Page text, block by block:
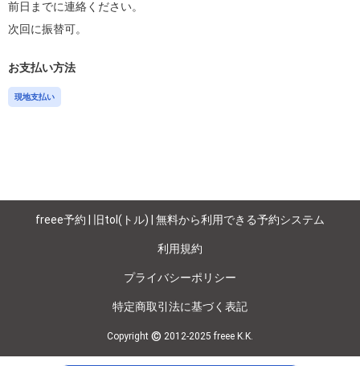
前日までに連絡ください。
次回に振替可。
お支払い方法
現地支払い
freee予約 | 旧tol(トル) | 無料から利用できる予約システム
利用規約
プライバシーポリシー
特定商取引法に基づく表記
Copyright © 2012-2025 freee K.K.